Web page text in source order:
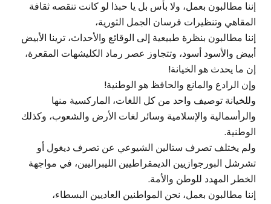
إننا مطالبون بعمل، ولا بأس بل يا حبذا لو كانت تنقصه ثقافة
المقاهي وتنظيرات فرسان الجمل الثورية،
إننا مطالبون بنظرة طبيعية إلى الوقائع والأحداث، ترينا الأبيض
أبيض والأسود أسود، وتتجاوز عصر رماد الكليشهات المقعرة،
إن ما يحدث هو الخيانة!
وإن الرادع والمانع والحافظ هو الوطنية!
وللخيانة توصيف واحد من كل اللغات، الماركسية منها
والرأسمالية والإسلامية وسائر لغات الأرض والشعوب، وكذلك
الوطنية.
ولم يختلف تصرف ستالين الشيوعي عن تصرف ديغول أو
تشرشل البورجوازيين الديمقراطيين الليبراليين، في مواجهة
الخطر المهدد للوطن والأمة.
إننا مطالبون بعمل، نحن المواطنين العاديين البسطاء،